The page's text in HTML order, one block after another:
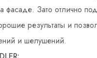
фасаде. Зато отлично
результаты и
и шелушений.